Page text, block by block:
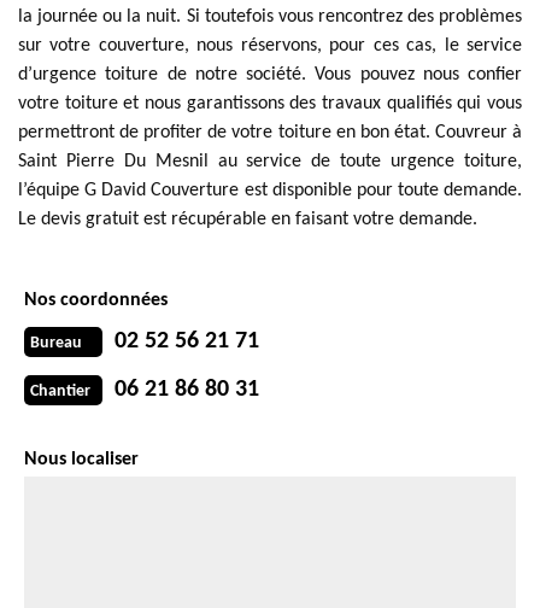
la journée ou la nuit. Si toutefois vous rencontrez des problèmes
sur votre couverture, nous réservons, pour ces cas, le service
d’urgence toiture de notre société. Vous pouvez nous confier
votre toiture et nous garantissons des travaux qualifiés qui vous
permettront de profiter de votre toiture en bon état. Couvreur à
Saint Pierre Du Mesnil au service de toute urgence toiture,
l’équipe G David Couverture est disponible pour toute demande.
Le devis gratuit est récupérable en faisant votre demande.
Nos coordonnées
Bureau 02 52 56 21 71
Chantier 06 21 86 80 31
Nous localiser